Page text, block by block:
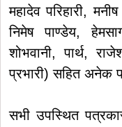
महादेव परिहारी,
निमेष पाण्डेय,
शोभवानी, पार्थ,
प्रभारी) सहित अनेक
सभी उपस्थित